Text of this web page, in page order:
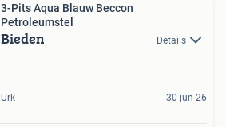
3-Pits Aqua Blauw Beccon
Petroleumstel
Bieden Details
Urk 30 jun 26